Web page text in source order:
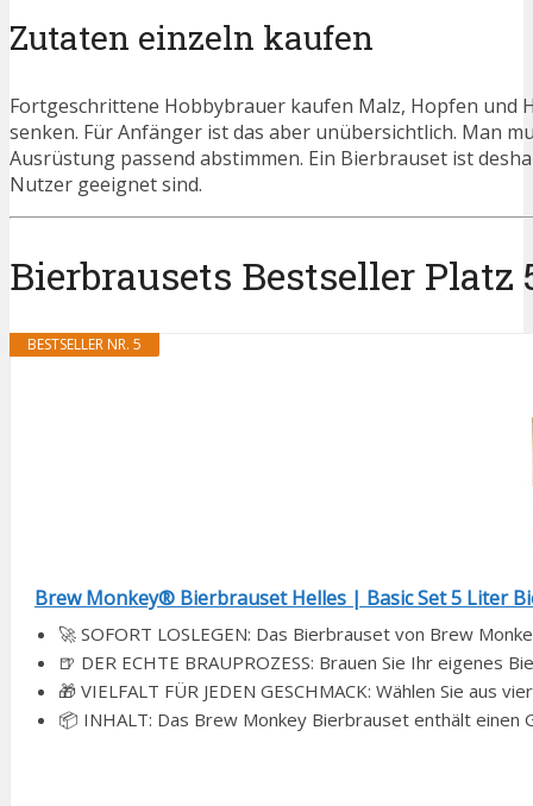
Zutaten einzeln kaufen
Fortgeschrittene Hobbybrauer kaufen Malz, Hopfen und
senken. Für Anfänger ist das aber unübersichtlich. Man
Ausrüstung passend abstimmen. Ein Bierbrauset ist
Nutzer geeignet sind.
Bierbrausets Bestseller Platz
BESTSELLER NR. 5
Brew Monkey® Bierbrauset Helles | Basic Set 5 Liter
🚀 SOFORT LOSLEGEN: Das Bierbrauset von Brew
🍺 DER ECHTE BRAUPROZESS: Brauen Sie Ihr eigenes
🎁 VIELFALT FÜR JEDEN GESCHMACK: Wählen Sie aus
📦 INHALT: Das Brew Monkey Bierbrauset enthält einen